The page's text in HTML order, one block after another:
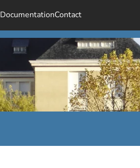
DocumentationContact